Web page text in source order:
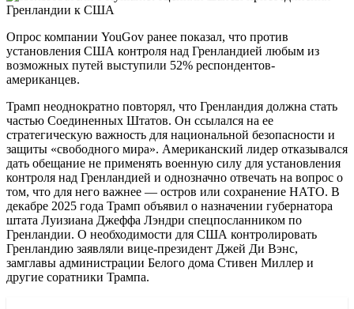
Опрос компании YouGov ранее показал, что против
установления США контроля над Гренландией любым из
возможных путей выступили 52% респондентов-
американцев.
Трамп неоднократно повторял, что Гренландия должна стать
частью Соединенных Штатов. Он ссылался на ее
стратегическую важность для национальной безопасности и
защиты «свободного мира». Американский лидер отказывался
дать обещание не применять военную силу для установления
контроля над Гренландией и однозначно отвечать на вопрос о
том, что для него важнее — остров или сохранение НАТО. В
декабре 2025 года Трамп объявил о назначении губернатора
штата Луизиана Джеффа Лэндри спецпосланником по
Гренландии. О необходимости для США контролировать
Гренландию заявляли вице-президент Джей Ди Вэнс,
замглавы администрации Белого дома Стивен Миллер и
другие соратники Трампа.